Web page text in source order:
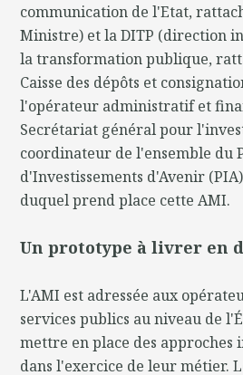
communication de l'Etat,
Ministre) et la DITP (direction
la transformation publique,
Caisse des dépôts et
l'opérateur administratif et
Secrétariat général pour
coordinateur de l'ensemble du
d'Investissements d'Avenir
duquel prend place cette AMI.
Un prototype à livrer en
L'AMI est adressée aux
services publics au niveau de
mettre en place des approches
dans l'exercice de leur métier.